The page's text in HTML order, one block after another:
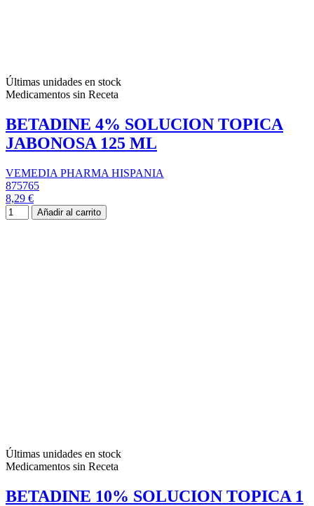
Últimas unidades en stock
Medicamentos sin Receta
BETADINE 4% SOLUCION TOPICA
JABONOSA 125 ML
VEMEDIA PHARMA HISPANIA
875765
8,29 €
Añadir al carrito
Últimas unidades en stock
Medicamentos sin Receta
BETADINE 10% SOLUCION TOPICA 1